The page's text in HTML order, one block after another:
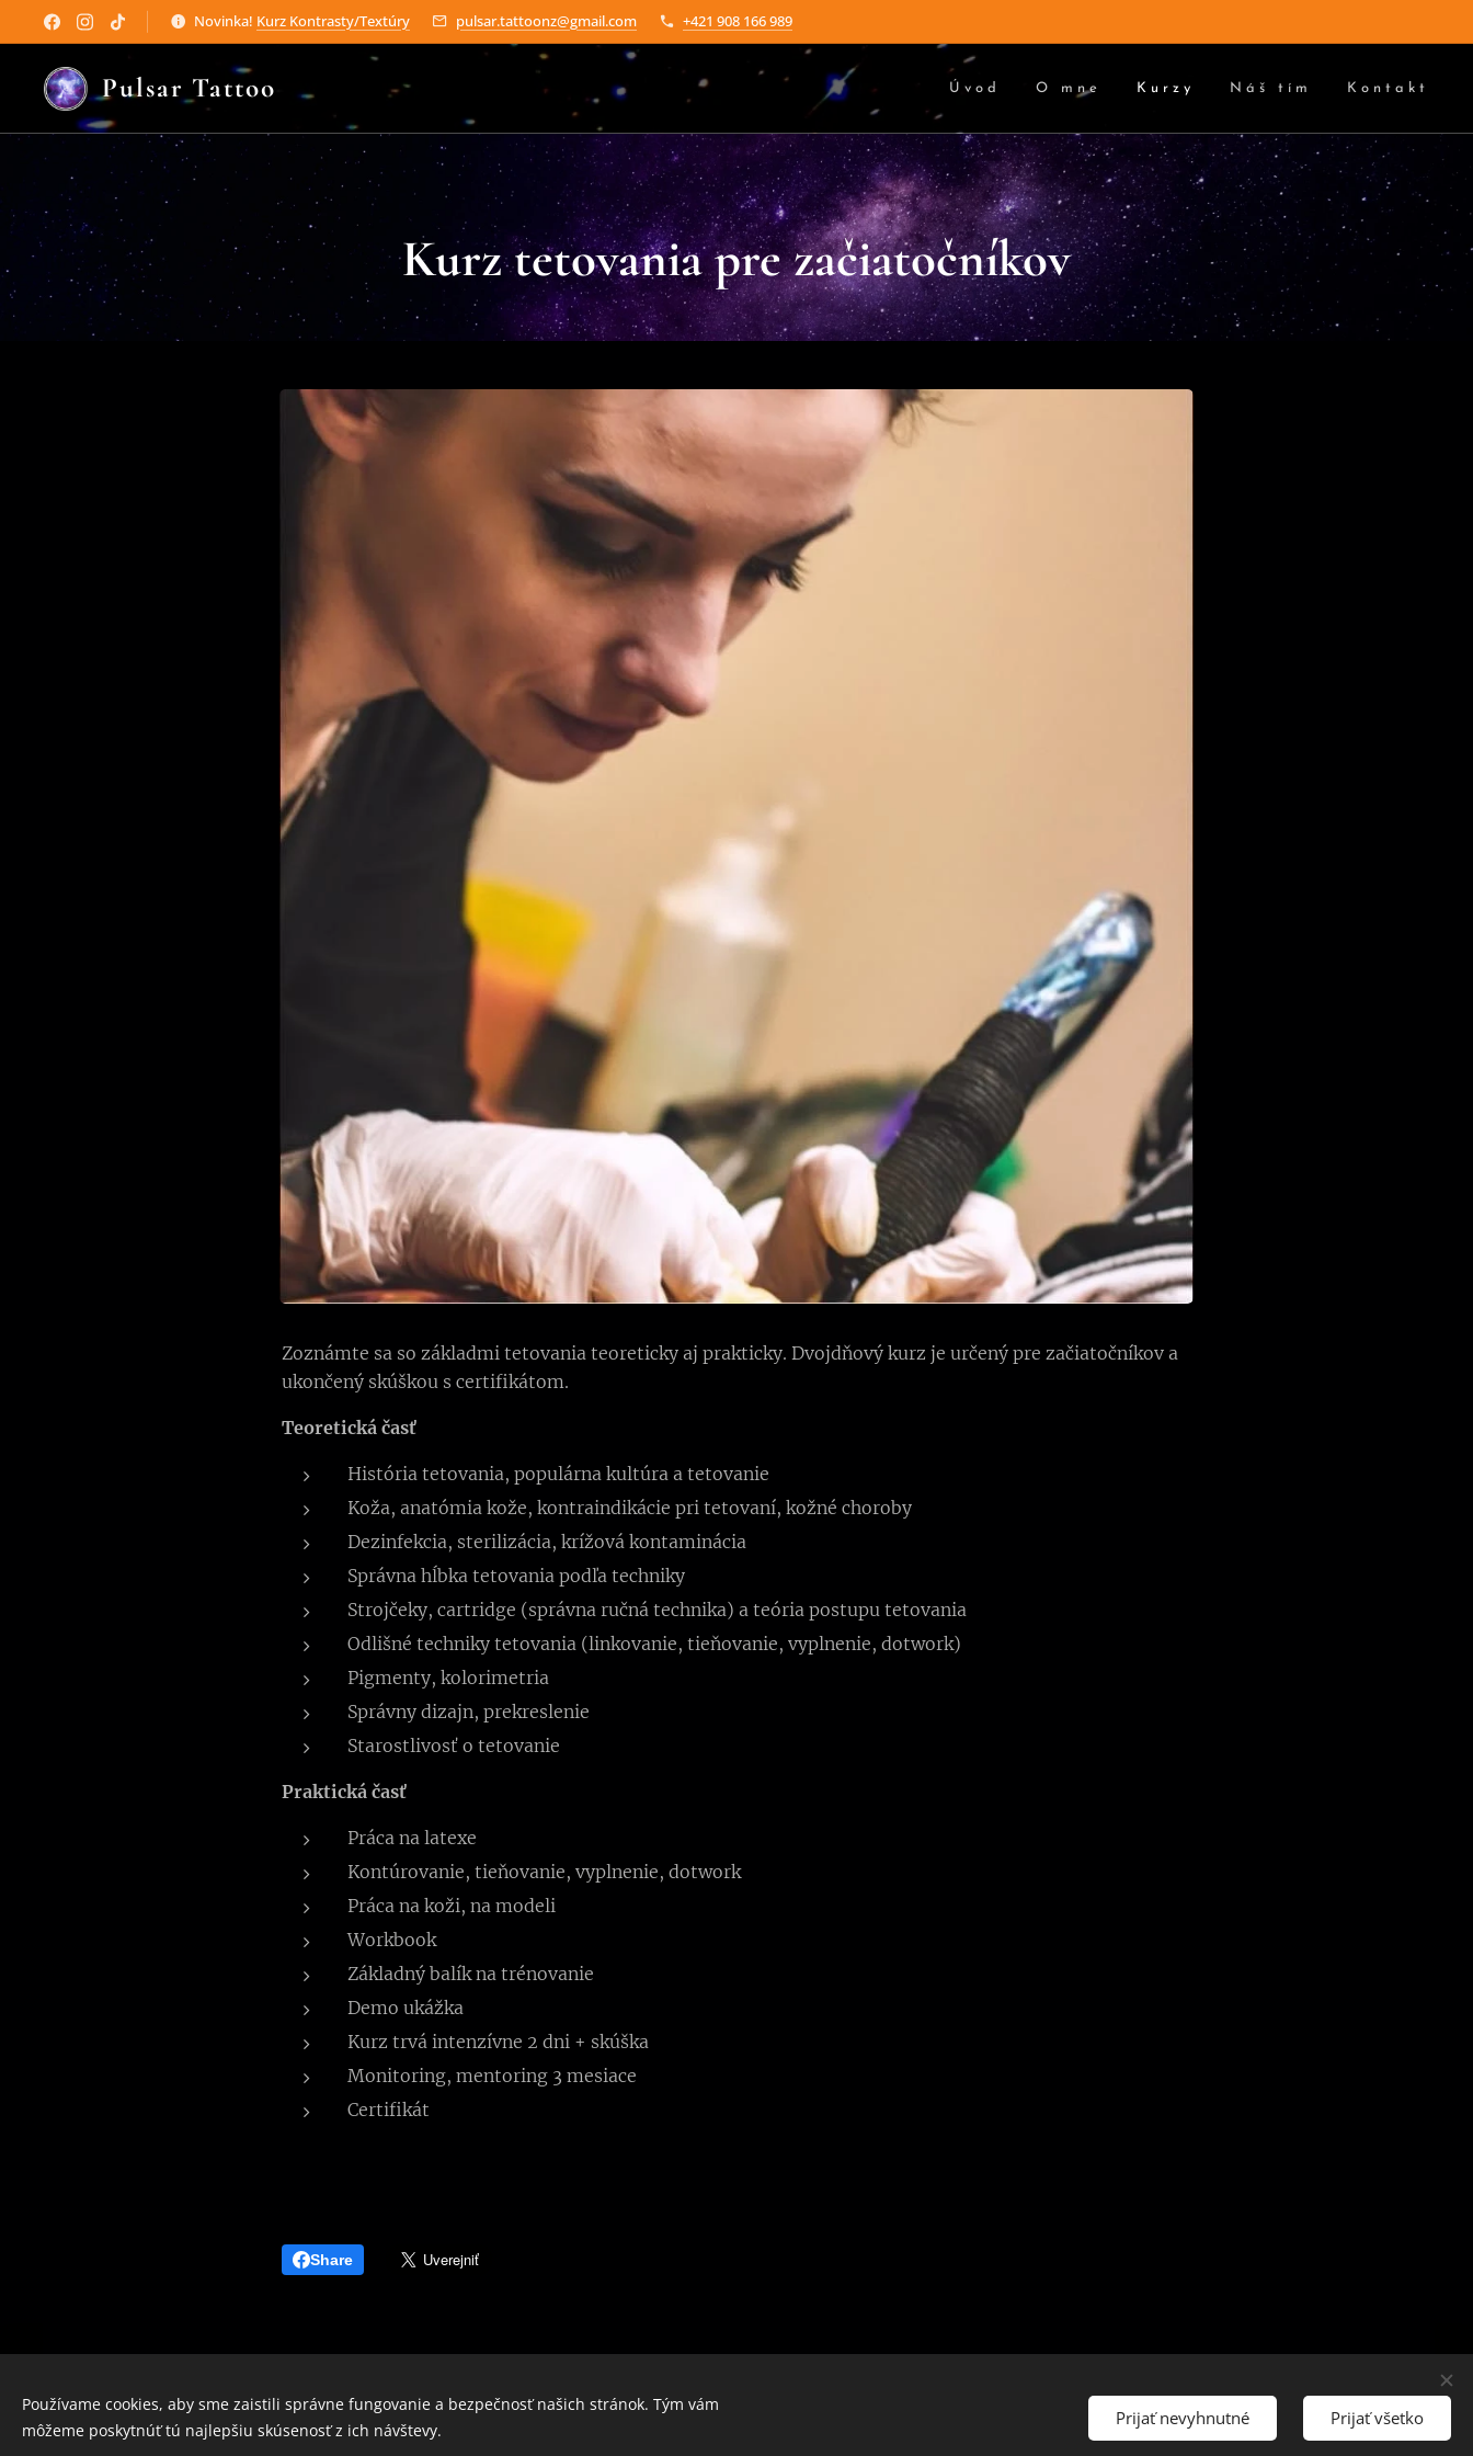
Novinka! Kurz Kontrasty/Textúry pulsar.tattoonz@gmail.com +421 908 166 989
Pulsar Tattoo Úvod O mne Kurzy Náš tím Kontakt
Kurz tetovania pre začiatočníkov
Zoznámte sa so základmi tetovania teoreticky aj prakticky. Dvojdňový kurz je určený pre začiatočníkov a
ukončený skúškou s certifikátom.
Teoretická časť
História tetovania, populárna kultúra a tetovanie
Koža, anatómia kože, kontraindikácie pri tetovaní, kožné choroby
Dezinfekcia, sterilizácia, krížová kontaminácia
Správna hĺbka tetovania podľa techniky
Strojčeky, cartridge (správna ručná technika) a teória postupu tetovania
Odlišné techniky tetovania (linkovanie, tieňovanie, vyplnenie, dotwork)
Pigmenty, kolorimetria
Správny dizajn, prekreslenie
Starostlivosť o tetovanie
Praktická časť
Práca na latexe
Kontúrovanie, tieňovanie, vyplnenie, dotwork
Práca na koži, na modeli
Workbook
Základný balík na trénovanie
Demo ukážka
Kurz trvá intenzívne 2 dni + skúška
Monitoring, mentoring 3 mesiace
Certifikát
Share
© 2026 Všetky práva vyhradené
Cookies
Používame cookies, aby sme zaistili správne fungovanie a bezpečnosť našich stránok. Tým vám
môžeme poskytnúť tú najlepšiu skúsenosť z ich návštevy.
Prijať nevyhnutné Prijať všetko